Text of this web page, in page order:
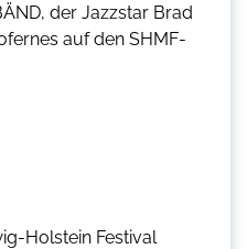
der Jazzstar Brad
auf den SHMF-
Holstein Festival